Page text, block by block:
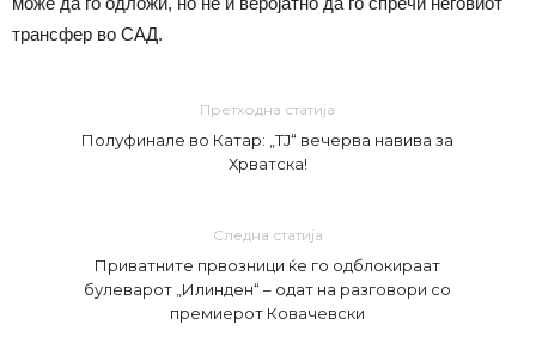
трансфер во САД.
Претходна статија
Полуфинале во Катар: „ТЈ“ вечерва навива за
Хрватска!
Следна статија
Приватните првозници ќе го одблокираат
булеварот „Илинден“ – одат на разговори со
премиерот Ковачевски